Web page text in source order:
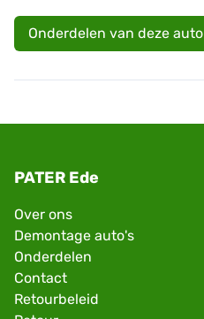
Onderdelen van deze auto
PATER Ede
Over ons
Demontage auto's
Onderdelen
Contact
Retourbeleid